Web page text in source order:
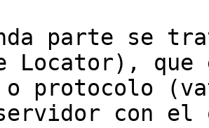
parte se
Locator),
o protocolo
con el